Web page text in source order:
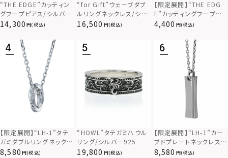
“THE EDGE”カッティン
グフープピアス/シルバー
925
14,300 (税込)
“for Gift”ウェーブダブ
ルリングネックレス/シル
バー×ブラック/シルバー
16,500 (税込)
【限定展開】“THE EDG
E”カッティングフープピ
アス/サージカルステンレ
4,400 (税込)
【限定展開】“LH-1”タテ
ガミダブルリングネックレ
ス（ツイスト/シルバー）/
8,580 (税込)
“HOWL”タテガミハウル
リング/シルバー925
19,800 (税込)
【限定展開】“LH-1”カー
ブドプレートネックレス/
サージカルステンレス（金
8,580 (税込)